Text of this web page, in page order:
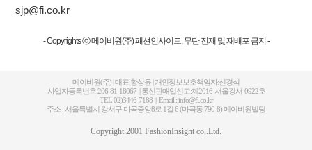
sjp@fi.co.kr
- Copyrights ⓒ 메이비원(주) 패션인사이트, 무단 전재 및 재배포 금지 -
메이비원(주) | 대표:황상윤 | 개인정보보호책임자:신경식
사업자등록번호:206-81-18067 | 통신판매업신고:제2016-서울강서-0922호
TEL 02)3446-7188 | Email : info@fi.co.kr
주소 : 서울특별시 강서구 마곡중앙8로 1길 6 (마곡동 790-8) 메이비원빌딩
Copyright 2001 FashionInsight co,.Ltd.